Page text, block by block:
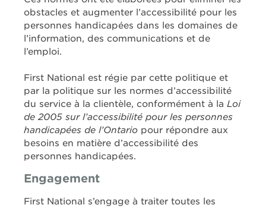
obstacles et augmenter l’accessibilité pour les
personnes handicapées dans les domaines de
l’information, des communications et de
l’emploi.
First National est régie par cette politique et
par la politique sur les normes d’accessibilité
du service à la clientèle, conformément à la Loi
de 2005 sur l’accessibilité pour les personnes
handicapées de l’Ontario pour répondre aux
besoins en matière d’accessibilité des
personnes handicapées.
Engagement
First National s’engage à traiter toutes les